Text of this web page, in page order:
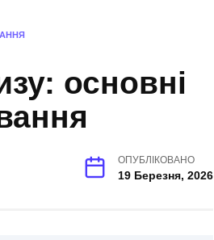
основні
ОПУБЛІКОВАНО
19 Березня, 2026